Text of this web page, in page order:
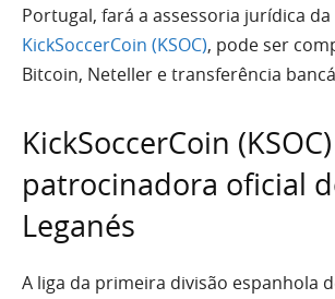
Portugal, fará a assessoria jurídica
KickSoccerCoin (KSOC), pode ser
Bitcoin, Neteller e transferência
KickSoccerCoin
patrocinadora oficial
Leganés
A liga da primeira divisão espanhola